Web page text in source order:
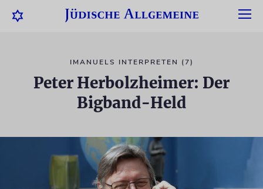
IMANUELS INTERPRETEN (7)
Peter Herbolzheimer: Der
Bigband-Held